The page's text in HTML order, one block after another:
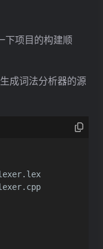
下项目的构建顺
成词法分析器的源